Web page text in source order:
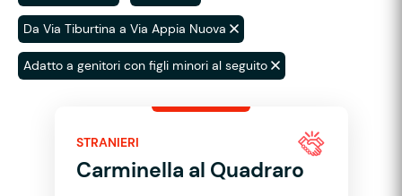
Da Via Tiburtina a Via Appia Nuova
Adatto a genitori con figli minori al seguito
STRANIERI
Carminella al Quadraro